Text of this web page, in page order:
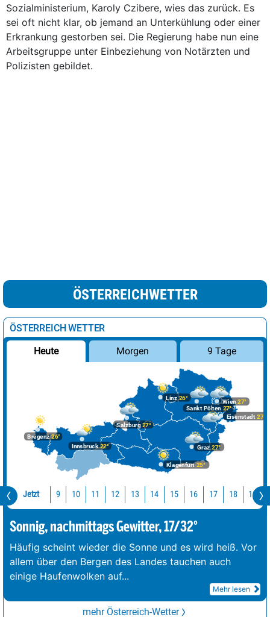
Sozialministerium, Karoly Czibere, wies das zurück. Es
sei oft nicht klar, ob jemand an Unterkühlung oder einer
Erkrankung gestorben sei. Die Regierung habe nun eine
Arbeitsgruppe unter Einbeziehung von Notärzten und
Polizisten gebildet.
ÖSTERREICHWETTER
ÖSTERREICH WETTER
Heute Morgen 9 Tage
Bregenz26°
Graz27°
Innsbruck22°
Klagenfurt 25°
Linz26°
Salzburg27°
Wien 27°
Eisenstadt 27°
Sankt Pölten 27°
Jetzt 9 10 11 12 13 14 15 16 17 18 19
Sonnig, nachmittags Gewitter, 17/32°
Häufig scheint wieder die Sonne und es wird heiß. Vor
allem über den Bergen des Landes tauchen auch
einige Haufenwolken auf...
Mehr lesen
mehr Österreich-Wetter